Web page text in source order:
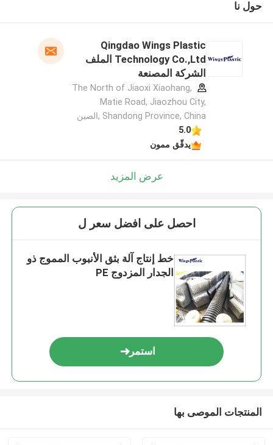
حول نا
Qingdao Wings Plastic
Technology Co.,Ltd الملف
الشركة المصنعة
The North of Jiaoxi Xiaohang,
Matie Road, Jiaozhou City,
Shandong Province, China ,الصين
5.0
يدقّق ممون
عرض المزيد
احصل على افضل سعر ل
خط إنتاج آلة بثق الأنبوب المموج ذو
الجدار المزدوج PE
استمر
المنتجات الموصى بها